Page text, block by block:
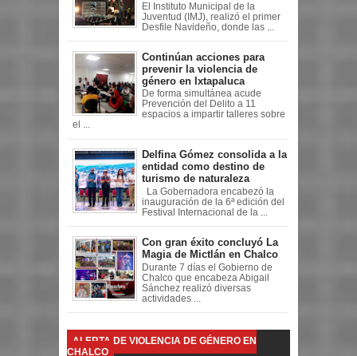
El Instituto Municipal de la
Juventud (IMJ), realizó el primer
Desfile Navideño, donde las ...
Continúan acciones para
prevenir la violencia de
género en Ixtapaluca
De forma simultánea acude
Prevención del Delito a 11
espacios a impartir talleres sobre
el ...
Delfina Gómez consolida a la
entidad como destino de
turismo de naturaleza
La Gobernadora encabezó la
inauguración de la 6ª edición del
Festival Internacional de la ...
Con gran éxito concluyó La
Magia de Mictlán en Chalco
Durante 7 días el Gobierno de
Chalco que encabeza Abigail
Sánchez realizó diversas
actividades ...
ALERTA DE VIOLENCIA DE GÉNERO EN
CHALCO